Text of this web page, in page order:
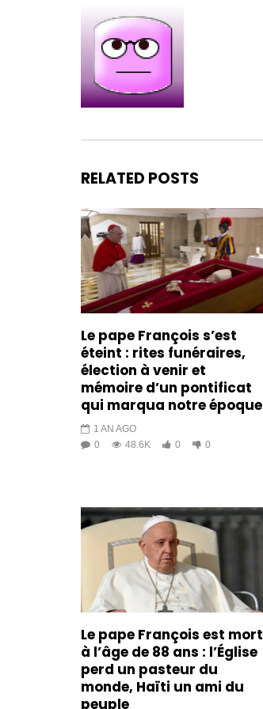
RELATED POSTS
Le pape François s’est
éteint : rites funéraires,
élection à venir et
mémoire d’un pontificat
qui marqua notre époque
1 AN AGO
0
48.6K 0 0
Le pape François est mort
à l’âge de 88 ans : l’Église
perd un pasteur du
monde, Haïti un ami du
peuple